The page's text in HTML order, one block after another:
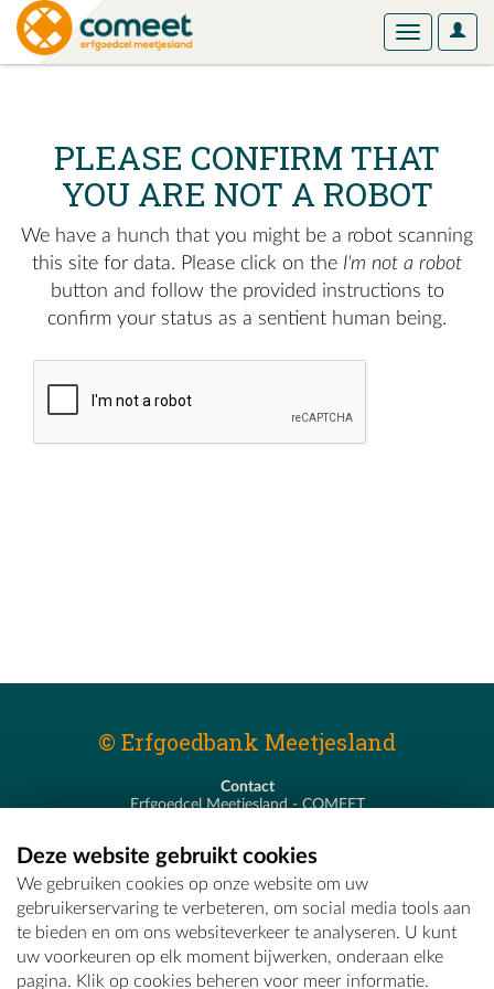
User
Toggle
PLEASE CONFIRM THAT
YOU ARE NOT A ROBOT
We have a hunch that you might be a robot scanning
this site for data. Please click on the I'm not a robot
button and follow the provided instructions to
confirm your status as a sentient human being.
© Erfgoedbank Meetjesland
Contact
Erfgoedcel Meetjesland - COMEET
T - 09 373 75 96
E -erfgoedcel@comeet.be
Deze website gebruikt cookies
We gebruiken cookies op onze website om uw
gebruikerservaring te verbeteren, om social media tools aan
te bieden en om ons websiteverkeer te analyseren. U kunt
uw voorkeuren op elk moment bijwerken, onderaan elke
pagina. Klik op cookies beheren voor meer informatie.